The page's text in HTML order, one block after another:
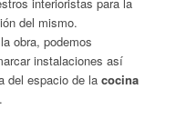
del mismo.
obra, podemos
instalaciones así
del espacio de la cocina